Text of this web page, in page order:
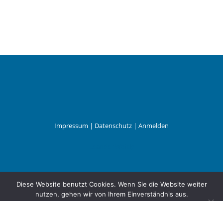
Impressum | Datenschutz | Anmelden
Diese Website benutzt Cookies. Wenn Sie die Website weiter
nutzen, gehen wir von Ihrem Einverständnis aus.